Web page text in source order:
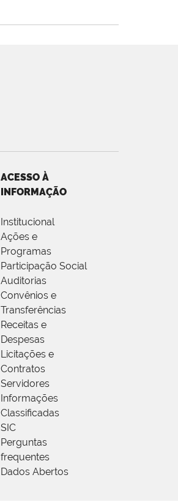
ACESSO À
INFORMAÇÃO
Institucional
Ações e
Programas
Participação Social
Auditorias
Convênios e
Transferências
Receitas e
Despesas
Licitações e
Contratos
Servidores
Informações
Classificadas
SIC
Perguntas
frequentes
Dados Abertos